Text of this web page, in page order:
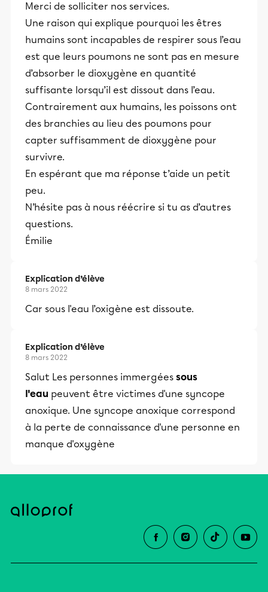
Merci de solliciter nos services.
Une raison qui explique pourquoi les êtres
humains sont incapables de respirer sous l’eau
est que leurs poumons ne sont pas en mesure
d’absorber le dioxygène en quantité
suffisante lorsqu’il est dissout dans l’eau.
Contrairement aux humains, les poissons ont
des branchies au lieu des poumons pour
capter suffisamment de dioxygène pour
survivre.
En espérant que ma réponse t’aide un petit
peu.
N’hésite pas à nous réécrire si tu as d’autres
questions.
Émilie
Explication d’élève
8 mars 2022
Car sous l'eau l’oxigène est dissoute.
Explication d’élève
8 mars 2022
Salut Les personnes immergées sous
l'eau peuvent être victimes d'une syncope
anoxique. Une syncope anoxique correspond
à la perte de connaissance d'une personne en
manque d'oxygène